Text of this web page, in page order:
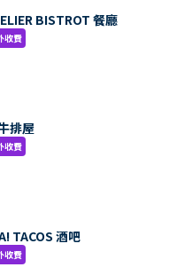
BISTROT 餐廳
收費
排屋
收費
TACOS 酒吧
收費